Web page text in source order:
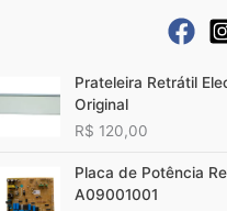
Prateleira Retrátil
Original
R$ 120,00
Placa de Potência
A09001001